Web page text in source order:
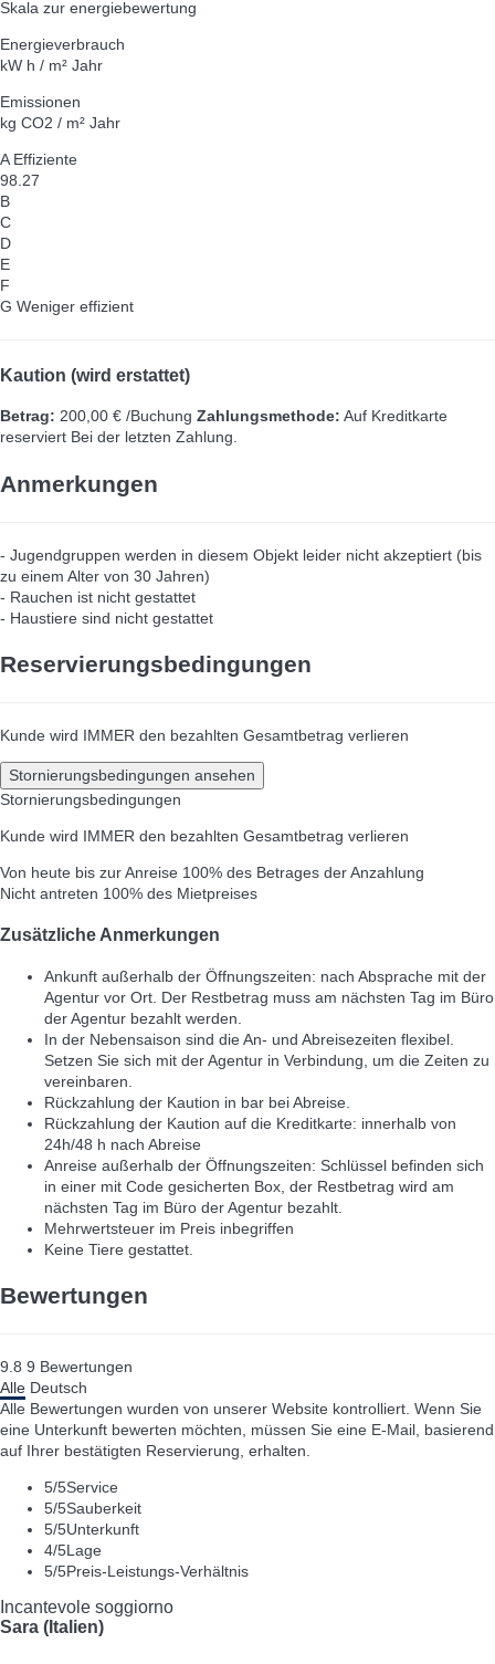
Skala zur energiebewertung
Energieverbrauch
kW h / m² Jahr
Emissionen
kg CO2 / m² Jahr
A Effiziente
98.27
B
C
D
E
F
G Weniger effizient
Kaution (wird erstattet)
Betrag: 200,00 € /Buchung Zahlungsmethode: Auf Kreditkarte
reserviert Bei der letzten Zahlung.
Anmerkungen
- Jugendgruppen werden in diesem Objekt leider nicht akzeptiert (bis
zu einem Alter von 30 Jahren)
- Rauchen ist nicht gestattet
- Haustiere sind nicht gestattet
Reservierungsbedingungen
Kunde wird IMMER den bezahlten Gesamtbetrag verlieren
Stornierungsbedingungen ansehen
Stornierungsbedingungen
Kunde wird IMMER den bezahlten Gesamtbetrag verlieren
Von heute bis zur Anreise 100% des Betrages der Anzahlung
Nicht antreten 100% des Mietpreises
Zusätzliche Anmerkungen
Ankunft außerhalb der Öffnungszeiten: nach Absprache mit der
Agentur vor Ort. Der Restbetrag muss am nächsten Tag im Büro
der Agentur bezahlt werden.
In der Nebensaison sind die An- und Abreisezeiten flexibel.
Setzen Sie sich mit der Agentur in Verbindung, um die Zeiten zu
vereinbaren.
Rückzahlung der Kaution in bar bei Abreise.
Rückzahlung der Kaution auf die Kreditkarte: innerhalb von
24h/48 h nach Abreise
Anreise außerhalb der Öffnungszeiten: Schlüssel befinden sich
in einer mit Code gesicherten Box, der Restbetrag wird am
nächsten Tag im Büro der Agentur bezahlt.
Mehrwertsteuer im Preis inbegriffen
Keine Tiere gestattet.
Bewertungen
9.8 9 Bewertungen
Alle Deutsch
Alle Bewertungen wurden von unserer Website kontrolliert. Wenn Sie
eine Unterkunft bewerten möchten, müssen Sie eine E-Mail, basierend
auf Ihrer bestätigten Reservierung, erhalten.
5/5Service
5/5Sauberkeit
5/5Unterkunft
4/5Lage
5/5Preis-Leistungs-Verhältnis
Incantevole soggiorno
Sara (Italien)